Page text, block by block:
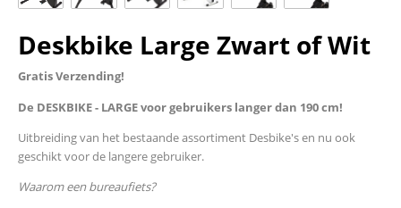
Deskbike Large Zwart of Wit
Gratis Verzending!
De DESKBIKE - LARGE voor gebruikers langer dan 190 cm!
Uitbreiding van het bestaande assortiment Desbike's en nu ook
geschikt voor de langere gebruiker.
Waarom een bureaufiets?